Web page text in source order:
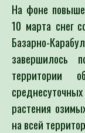
На фоне
10 марта снег
Базарно-
завершилось
территории
растения
на всей